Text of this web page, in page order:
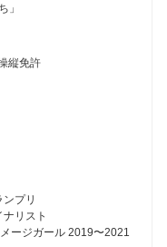
」
縦免許
プリ
リスト
ージガール 2019〜2021